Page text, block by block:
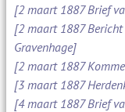
[2 maart 1887 Brief
[2 maart 1887
Gravenhage]
[2 maart 1887
[3 maart 1887
[4 maart 1887 Brief